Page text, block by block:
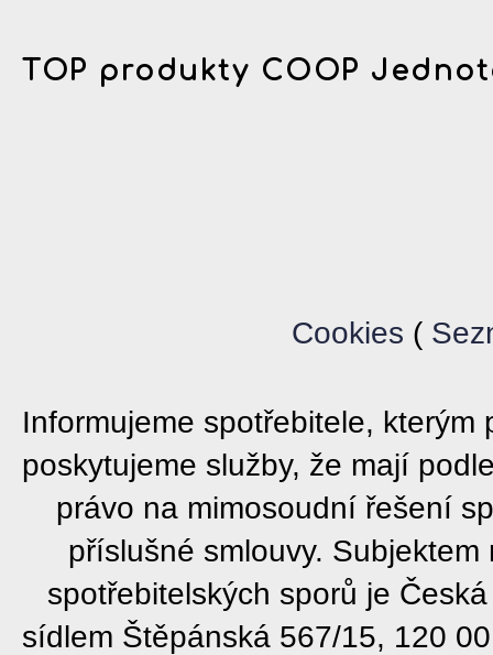
TOP produkty COOP
Cookies (
Informujeme spotřebitele, kterým
poskytujeme služby, že mají
právo na mimosoudní řešení
příslušné smlouvy.
spotřebitelských sporů je
sídlem Štěpánská 567/15, 120